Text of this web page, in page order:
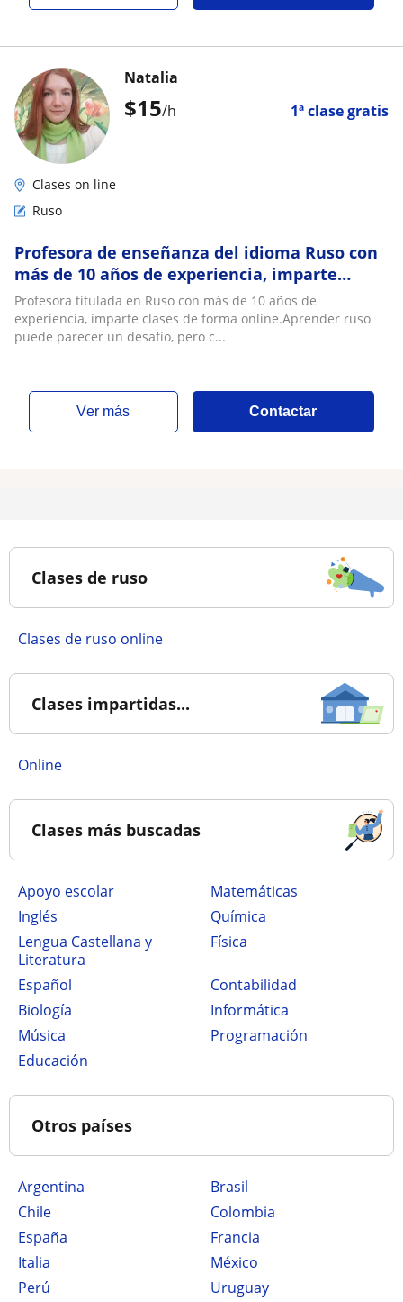
$15/h 1ª clase gratis
Natalia
Clases on line
Ruso
Profesora de enseñanza del idioma Ruso con
más de 10 años de experiencia, imparte
clases de forma online
Profesora titulada en Ruso con más de 10 años de
experiencia, imparte clases de forma online.Aprender ruso
puede parecer un desafío, pero c...
ver más Contactar
Clases de ruso
Clases de ruso online
Clases impartidas...
online
Clases más buscadas
Apoyo escolar
Matemáticas
Inglés
Química
Lengua Castellana y
Literatura
Física
Español
Contabilidad
Biología
Informática
Música
Programación
Educación
Otros países
Argentina
Brasil
Chile
Colombia
España
Francia
Italia
México
Perú
Uruguay